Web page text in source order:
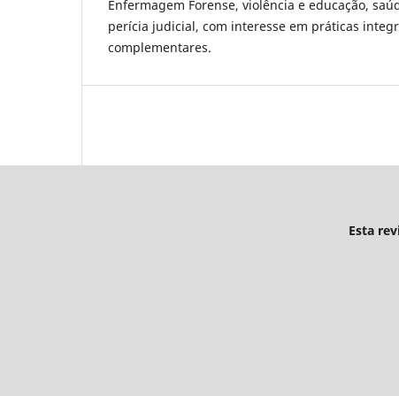
Enfermagem Forense, violência e educação,
perícia judicial, com interesse em práticas
complementares.
Esta